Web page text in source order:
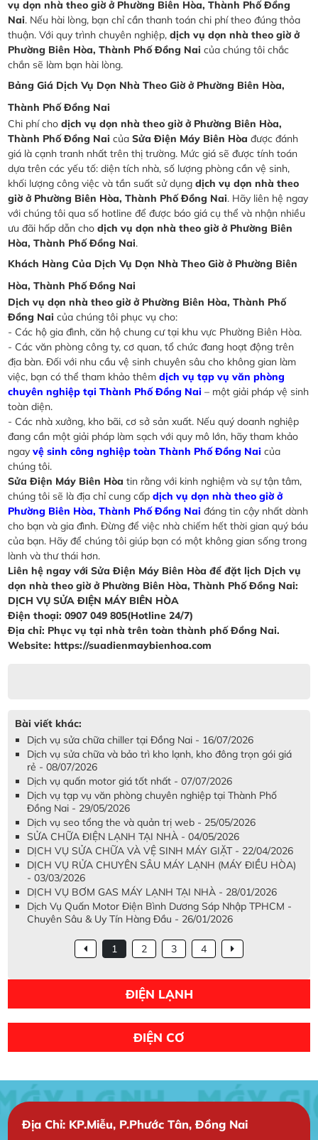
vụ dọn nhà theo giờ ở Phường Biên Hòa, Thành Phố Đồng
Nai. Nếu hài lòng, bạn chỉ cần thanh toán chi phí theo đúng thỏa
thuận. Với quy trình chuyên nghiệp,dịch vụ dọn nhà theo giờ ở
Phường Biên Hòa, Thành Phố Đồng Nai của chúng tôi chắc
chắn sẽ làm bạn hài lòng.
Bảng Giá Dịch Vụ Dọn Nhà Theo Giờ ở Phường Biên Hòa,
Thành Phố Đồng Nai
Chi phí chodịch vụ dọn nhà theo giờ ở Phường Biên Hòa,
Thành Phố Đồng Nai củaSửa Điện Máy Biên Hòa được đánh
giá là cạnh tranh nhất trên thị trường. Mức giá sẽ được tính toán
dựa trên các yếu tố: diện tích nhà, số lượng phòng cần vệ sinh,
khối lượng công việc và tần suất sử dụngdịch vụ dọn nhà theo
giờ ở Phường Biên Hòa, Thành Phố Đồng Nai. Hãy liên hệ ngay
với chúng tôi qua số hotline để được báo giá cụ thể và nhận nhiều
ưu đãi hấp dẫn chodịch vụ dọn nhà theo giờ ở Phường Biên
Hòa, Thành Phố Đồng Nai.
Khách Hàng Của Dịch Vụ Dọn Nhà Theo Giờ ở Phường Biên
Hòa, Thành Phố Đồng Nai
Dịch vụ dọn nhà theo giờ ở Phường Biên Hòa, Thành Phố
Đồng Nai của chúng tôi phục vụ cho:
- Các hộ gia đình, căn hộ chung cư tại khu vực Phường Biên Hòa.
- Các văn phòng công ty, cơ quan, tổ chức đang hoạt động trên
địa bàn. Đối với nhu cầu vệ sinh chuyên sâu cho không gian làm
việc, bạn có thể tham khảo thêmdịch vụ tạp vụ văn phòng
chuyên nghiệp tại Thành Phố Đồng Nai – một giải pháp vệ sinh
toàn diện.
- Các nhà xưởng, kho bãi, cơ sở sản xuất. Nếu quý doanh nghiệp
đang cần một giải pháp làm sạch với quy mô lớn, hãy tham khảo
ngayvệ sinh công nghiệp toàn Thành Phố Đồng Nai của
chúng tôi.
Sửa Điện Máy Biên Hòa tin rằng với kinh nghiệm và sự tận tâm,
chúng tôi sẽ là địa chỉ cung cấpdịch vụ dọn nhà theo giờ ở
Phường Biên Hòa, Thành Phố Đồng Nai đáng tin cậy nhất dành
cho bạn và gia đình. Đừng để việc nhà chiếm hết thời gian quý báu
của bạn. Hãy để chúng tôi giúp bạn có một không gian sống trong
lành và thư thái hơn.
Liên hệ ngay với Sửa Điện Máy Biên Hòa để đặt lịch Dịch vụ
dọn nhà theo giờ ở Phường Biên Hòa, Thành Phố Đồng Nai:
DỊCH VỤ SỬA ĐIỆN MÁY BIÊN HÒA
Điện thoại: 0907 049 805(Hotline 24/7)
Địa chỉ: Phục vụ tại nhà trên toàn thành phố Đồng Nai.
Website: https://suadienmaybienhoa.com
Bài viết khác:
Dịch vụ sửa chữa chiller tại Đồng Nai - 16/07/2026
Dịch vụ sửa chữa và bảo trì kho lạnh, kho đông trọn gói giá
rẻ - 08/07/2026
Dịch vụ quấn motor giá tốt nhất - 07/07/2026
Dịch vụ tạp vụ văn phòng chuyên nghiệp tại Thành Phố
Đồng Nai - 29/05/2026
Dịch vụ seo tổng the và quản trị web - 25/05/2026
SỬA CHỮA ĐIỆN LẠNH TẠI NHÀ - 04/05/2026
DỊCH VỤ SỬA CHỮA VÀ VỆ SINH MÁY GIẶT - 22/04/2026
DỊCH VỤ RỬA CHUYÊN SÂU MÁY LẠNH (MÁY ĐIỀU HÒA)
- 03/03/2026
DỊCH VỤ BƠM GAS MÁY LẠNH TẠI NHÀ - 28/01/2026
Dịch Vụ Quấn Motor Điện Bình Dương Sáp Nhập TPHCM -
Chuyên Sâu & Uy Tín Hàng Đầu - 26/01/2026
1 2 3 4
ĐIỆN LẠNH
ĐIỆN CƠ
Địa Chỉ: KP.Miễu, P.Phước Tân, Đồng Nai